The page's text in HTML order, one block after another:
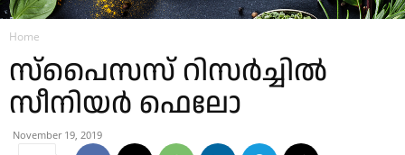
Home
സ്പൈസസ് റിസർച്ചിൽ
സീനിയർ ഫെലോ
November 19, 2019